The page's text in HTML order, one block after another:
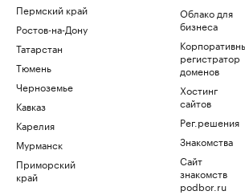
Пермский край
Ростов-на-Дону
Татарстан
Тюмень
Черноземье
Кавказ
Карелия
Мурманск
Приморский
край
Облако для
бизнеса
регистратор
доменов
Хостинг
сайтов
Рег.решения
Знакомства
Сайт
знакомств
podbor.ru